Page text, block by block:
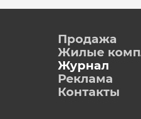
Продажа
Жилые
Журнал
Реклама
Контакты